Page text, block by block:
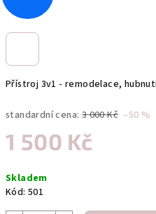
Přístroj 3v1 - remodelace,
standardní cena: 3 000 Kč –50 %
1 500 Kč
cena:
Skladem
Kód: 501